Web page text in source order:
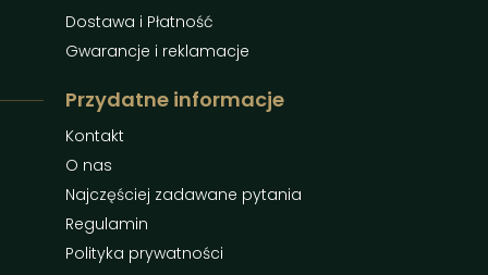
Dostawa i Płatność
Gwarancje i reklamacje
Przydatne informacje
Kontakt
O nas
Najczęściej zadawane pytania
Regulamin
Polityka prywatności